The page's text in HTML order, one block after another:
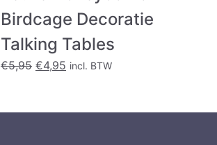
Birdcage Decoratie
Talking Tables
€5,95 Oorspronkelijke
€5,95.
€4,95 Huidige
€4,95.
incl. BTW